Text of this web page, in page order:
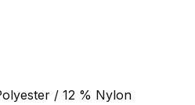
/ 12 % Nylon